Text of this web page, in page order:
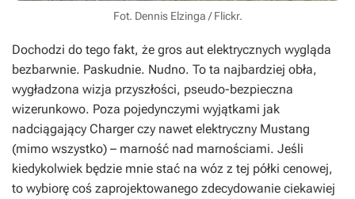
Fot. Dennis Elzinga / Flickr.
Dochodzi do tego fakt, że gros aut elektrycznych wygląda
bezbarwnie. Paskudnie. Nudno. To ta najbardziej obła,
wygładzona wizja przyszłości, pseudo-bezpieczna
wizerunkowo. Poza pojedynczymi wyjątkami jak
nadciągający Charger czy nawet elektryczny Mustang
(mimo wszystko) – marność nad marnościami. Jeśli
kiedykolwiek będzie mnie stać na wóz z tej półki cenowej,
to wybiorę coś zaprojektowanego zdecydowanie ciekawiej